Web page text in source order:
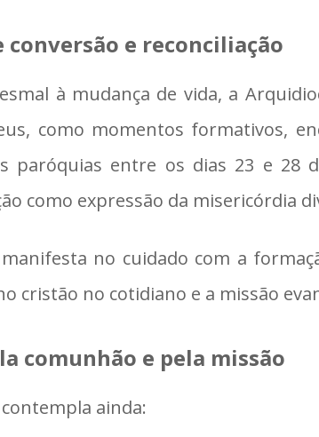
conversão e reconciliação
à mudança de vida, a
como momentos formativos,
paróquias entre os dias 23 e 28
como expressão da misericórdia
no cuidado com a
cristão no cotidiano e a missão
comunhão e pela missão
ainda: